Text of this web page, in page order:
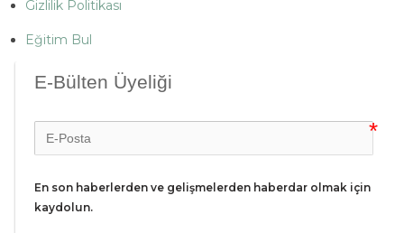
Gizlilik Politikası
Eğitim Bul
E-Bülten Üyeliği
En son haberlerden ve gelişmelerden haberdar olmak için
kaydolun.